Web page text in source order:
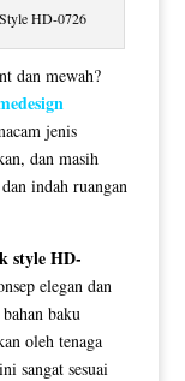
HD-0726
dan mewah?
jenis
dan masih
indah ruangan
style HD-
elegan dan
baku
oleh tenaga
sangat sesuai